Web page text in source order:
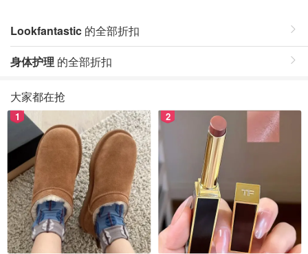
Lookfantastic 的全部折扣
身体护理 的全部折扣
大家都在抢
1 2